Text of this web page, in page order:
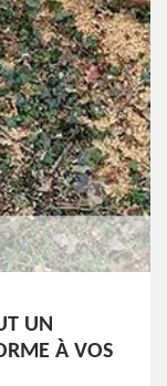
UN
À VOS